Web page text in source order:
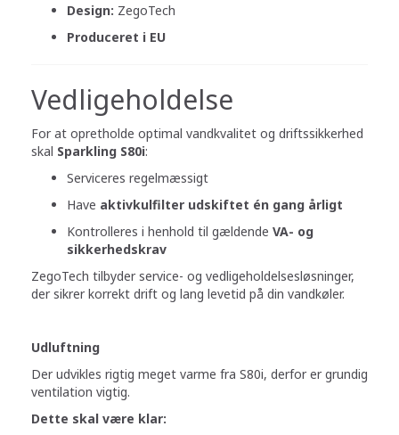
Design: ZegoTech
Produceret i EU
Vedligeholdelse
For at opretholde optimal vandkvalitet og driftssikkerhed
skal Sparkling S80i:
Serviceres regelmæssigt
Have aktivkulfilter udskiftet én gang årligt
Kontrolleres i henhold til gældende VA- og
sikkerhedskrav
ZegoTech tilbyder service- og vedligeholdelsesløsninger,
der sikrer korrekt drift og lang levetid på din vandkøler.
Udluftning
Der udvikles rigtig meget varme fra S80i, derfor er grundig
ventilation vigtig.
Dette skal være klar: